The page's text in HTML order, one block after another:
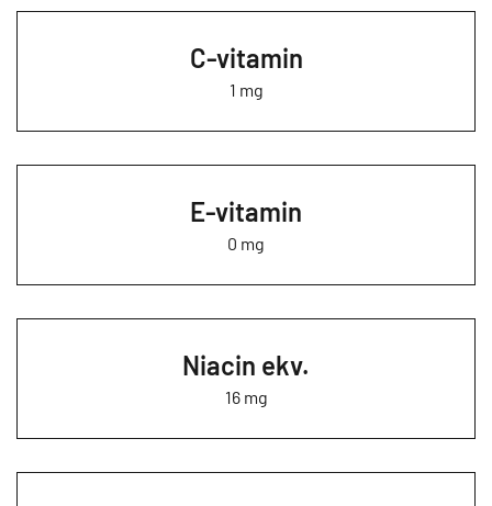
C-vitamin
1 mg
E-vitamin
0 mg
Niacin ekv.
16 mg